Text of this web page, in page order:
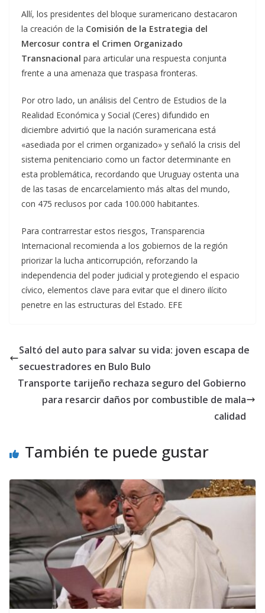
Allí, los presidentes del bloque suramericano destacaron
la creación de la Comisión de la Estrategia del
Mercosur contra el Crimen Organizado
Transnacional para articular una respuesta conjunta
frente a una amenaza que traspasa fronteras.
Por otro lado, un análisis del Centro de Estudios de la
Realidad Económica y Social (Ceres) difundido en
diciembre advirtió que la nación suramericana está
«asediada por el crimen organizado» y señaló la crisis del
sistema penitenciario como un factor determinante en
esta problemática, recordando que Uruguay ostenta una
de las tasas de encarcelamiento más altas del mundo,
con 475 reclusos por cada 100.000 habitantes.
Para contrarrestar estos riesgos, Transparencia
Internacional recomienda a los gobiernos de la región
priorizar la lucha anticorrupción, reforzando la
independencia del poder judicial y protegiendo el espacio
cívico, elementos clave para evitar que el dinero ilícito
penetre en las estructuras del Estado. EFE
Saltó del auto para salvar su vida: joven escapa de
secuestradores en Bulo Bulo
Transporte tarijeño rechaza seguro del Gobierno
para resarcir daños por combustible de mala
calidad
También te puede gustar